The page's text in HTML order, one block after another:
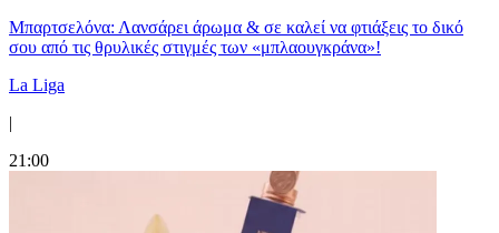
Μπαρτσελόνα: Λανσάρει άρωμα & σε καλεί να φτιάξεις το δικό
σου από τις θρυλικές στιγμές των «μπλαουγκράνα»!
La Liga
|
21:00